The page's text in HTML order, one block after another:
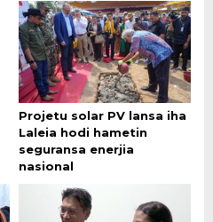
Projetu solar PV lansa iha
Laleia hodi hametin
seguransa enerjia
nasional